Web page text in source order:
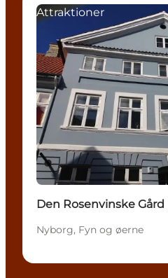
Attraktioner
Den Rosenvinske Gård
Nyborg, Fyn og øerne